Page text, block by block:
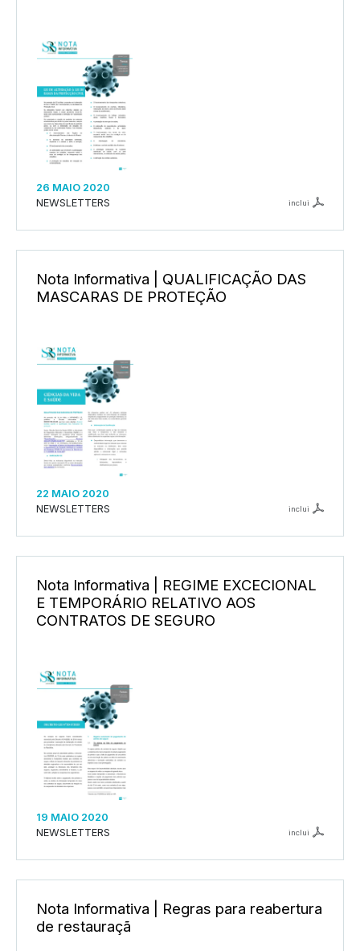
26 MAIO 2020
NEWSLETTERS
inclui
Nota Informativa | QUALIFICAÇÃO DAS
MASCARAS DE PROTEÇÃO
22 MAIO 2020
NEWSLETTERS
inclui
Nota Informativa | REGIME EXCECIONAL
E TEMPORÁRIO RELATIVO AOS
CONTRATOS DE SEGURO
19 MAIO 2020
NEWSLETTERS
inclui
Nota Informativa | Regras para reabertura
de restauraçã